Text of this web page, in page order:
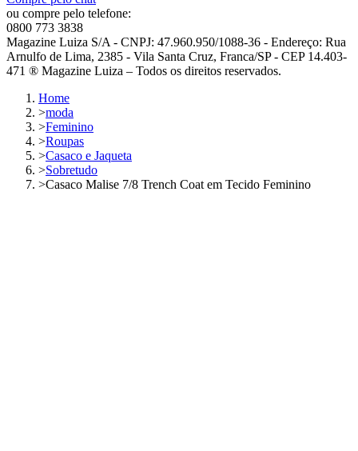
ou compre pelo telefone:
0800 773 3838
Magazine Luiza S/A - CNPJ: 47.960.950/1088-36 - Endereço: Rua
Arnulfo de Lima, 2385 - Vila Santa Cruz, Franca/SP - CEP 14.403-
471 ® Magazine Luiza – Todos os direitos reservados.
Home
>moda
>Feminino
>Roupas
>Casaco e Jaqueta
>Sobretudo
>Casaco Malise 7/8 Trench Coat em Tecido Feminino